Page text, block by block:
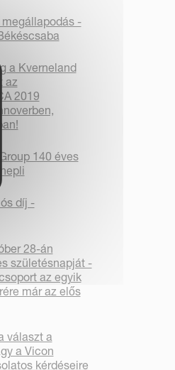
-
a Kverneland
az
2019
140 éves
díj -
28-án
születésnapját -
az egyik
már az elős
választ a
a Vicon
kérdéseire